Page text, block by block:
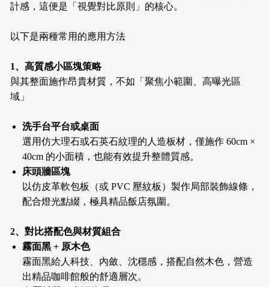
計感，這便是「視覺對比原則」的核心。
以下是兩種常用的應用方法
1、高質感小區塊策略
與其整面施作昂貴材質，不如「聚焦小範圍、高曝光區
域」
洗手台平台或桌面
選用仿大理石或石英石紋理的人造板材，僅施作 60cm ×
40cm 的小面積，也能有效提升整體質感。
床頭牆區塊
以仿皮革軟包板（或 PVC 壓紋板）製作局部裝飾線條，
配合燈光點綴，極具精品飯店氛圍。
2、對比搭配色與材質組合
霧面黑 + 原木色
霧面黑給人科技、內斂、沈穩感，搭配自然木色，營造
出精品咖啡館般的舒適層次。